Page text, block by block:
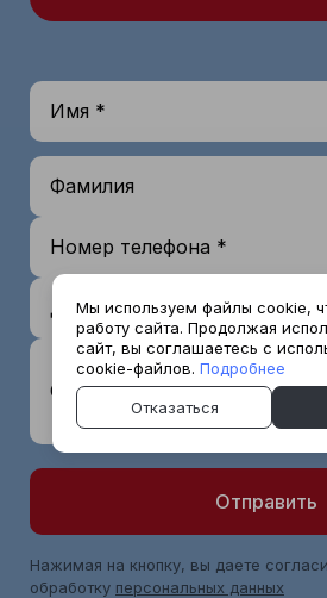
Имя *
Фамилия
Номер телефона *
День
Сообщение
Отправить
Нажимая на кнопку, вы даете
обработку персональных данных
Мы используем файлы cookie,
работу сайта. Продолжая
сайт, вы соглашаетесь с
cookie-файлов. Подробнее
Отказаться